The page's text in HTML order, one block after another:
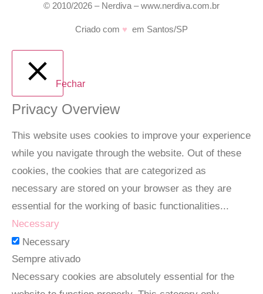
© 2010/2026 – Nerdiva – www.nerdiva.com.br
Criado com ♥ em Santos/SP
Fechar
Privacy Overview
This website uses cookies to improve your experience
while you navigate through the website. Out of these
cookies, the cookies that are categorized as
necessary are stored on your browser as they are
essential for the working of basic functionalities...
Necessary
Necessary
Sempre ativado
Necessary cookies are absolutely essential for the